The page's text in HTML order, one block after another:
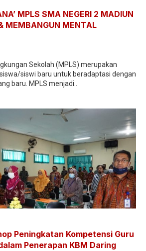
MPLS SMA NEGERI 2 MADIUN
MEMBANGUN MENTAL
Sekolah (MPLS) merupakan
siswi baru untuk beradaptasi dengan
baru. MPLS menjadi..
Peningkatan Kompetensi Guru
Penerapan KBM Daring